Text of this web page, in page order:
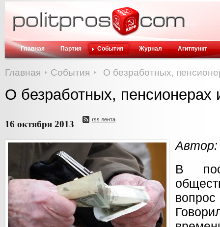
Главная Партия События Журнал Агитпункт
Главная События О безработных,
О безработных, пенсионерах
16 октября 2013 rss лента
Автор:
В